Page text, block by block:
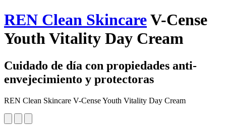
REN Clean SkincareV-Cense
Youth Vitality Day Cream
Cuidado de día con propiedades anti-
envejecimiento y protectoras
REN Clean Skincare V-Cense Youth Vitality Day Cream